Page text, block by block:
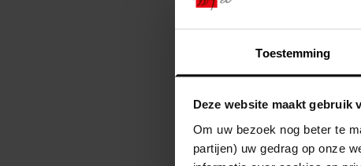
Toestemming
Deze website maakt gebruik
Om uw bezoek nog beter te
partijen) uw gedrag op onze